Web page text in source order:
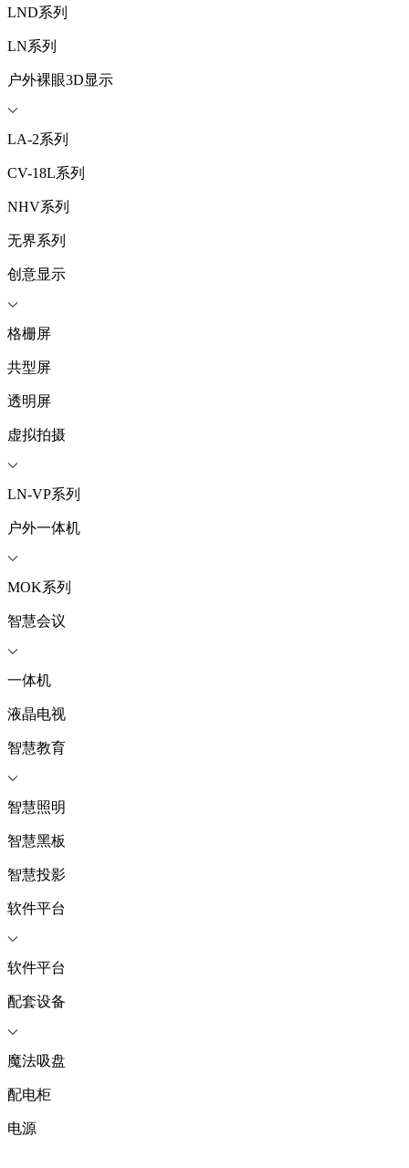
LND系列
LN系列
户外裸眼3D显示
LA-2系列
CV-18L系列
NHV系列
无界系列
创意显示
格栅屏
共型屏
透明屏
虚拟拍摄
LN-VP系列
户外一体机
MOK系列
智慧会议
一体机
液晶电视
智慧教育
智慧照明
智慧黑板
智慧投影
软件平台
软件平台
配套设备
魔法吸盘
配电柜
电源